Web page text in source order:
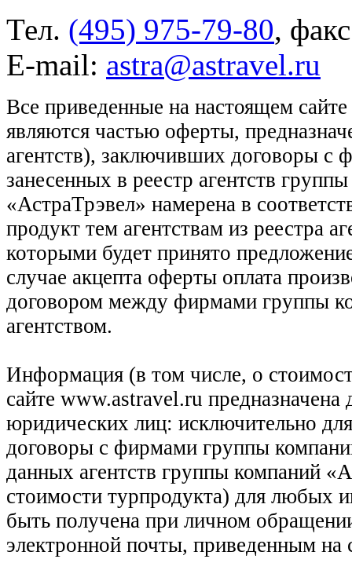
Тел. (495) 975-79-80,
E-mail: astra@astravel.ru
Все приведенные на настоящем
являются частью оферты,
агентств), заключивших договоры
занесенных в реестр агентств
«АстраТрэвел» намерена в
продукт тем агентствам из реестра
которыми будет принято
случае акцепта оферты оплата
договором между фирмами группы
агентством.
Информация (в том числе, о
сайте www.astravel.ru предназначена
юридических лиц: исключительно
договоры с фирмами группы
данных агентств группы компаний
стоимости турпродукта) для любых
быть получена при личном
электронной почты, приведенным на